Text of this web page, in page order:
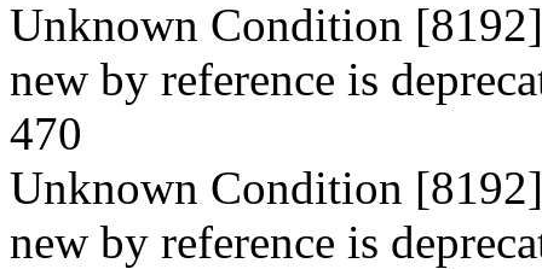
Unknown Condition
new by reference is
470
Unknown Condition
new by reference is